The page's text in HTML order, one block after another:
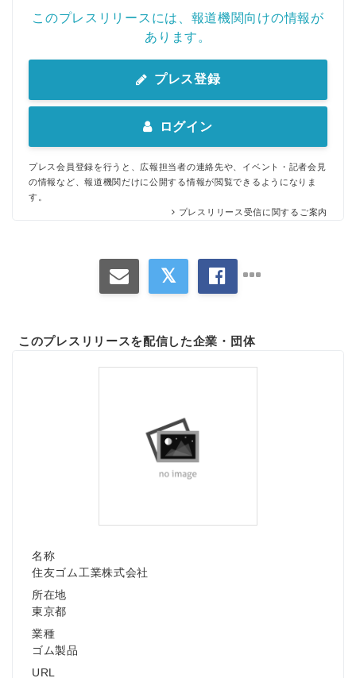
このプレスリリースには、報道機関向けの情報が
あります。
プレス登録
ログイン
プレス会員登録を行うと、広報担当者の連絡先や、イベント・記者会見
の情報など、報道機関だけに公開する情報が閲覧できるようになりま
す。
プレスリリース受信に関するご案内
このプレスリリースを配信した企業・団体
名称
住友ゴム工業株式会社
所在地
東京都
業種
ゴム製品
URL